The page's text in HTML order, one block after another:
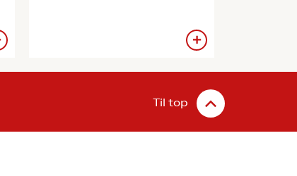
Til top